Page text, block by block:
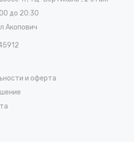
до 20:30
Акопович
и оферта